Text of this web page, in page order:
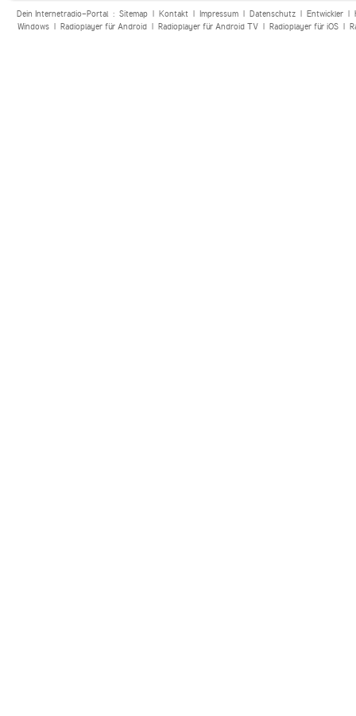
Dein Internetradio-Portal : Sitemap| Kontakt| Impressum| Datenschutz| Entwickler|
Windows| Radioplayer für Android| Radioplayer für Android TV| Radioplayer für iOS|